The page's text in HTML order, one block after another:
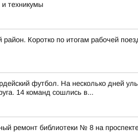
техникумы
Коротко по итогам рабочей
футбол. На несколько дней
14 команд сошлись в...
ремонт библиотеки № 8 на